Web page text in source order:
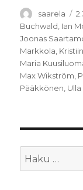
Kirjoittaja
saarela
Buchwald Ian
Joonas
Markkola
Maria
Max Wikström
Pääkkönen
Etsi: